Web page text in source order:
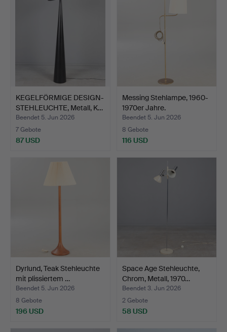
KEGELFÖRMIGE DESIGN-
STEHLEUCHTE, Metall, K…
Beendet 5. Jun 2026
7 Gebote
87 USD
Messing Stehlampe, 1960-
1970er Jahre.
Beendet 5. Jun 2026
8 Gebote
116 USD
Dyrlund, Teak Stehleuchte
mit plissiertem …
Beendet 5. Jun 2026
8 Gebote
196 USD
Space Age Stehleuchte,
Chrom, Metall, 1970…
Beendet 3. Jun 2026
2 Gebote
58 USD